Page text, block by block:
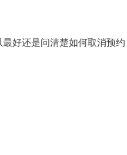
好还是问清楚如何取消预约